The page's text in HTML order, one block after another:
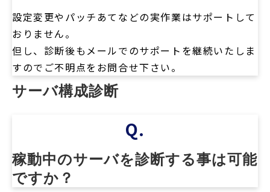
設定変更やパッチあてなどの実作業はサポートして
おりません。
但し、診断後もメールでのサポートを継続いたしま
すのでご不明点をお問合せ下さい。
サーバ構成診断
Q.
稼動中のサーバを診断する事は可能
ですか？